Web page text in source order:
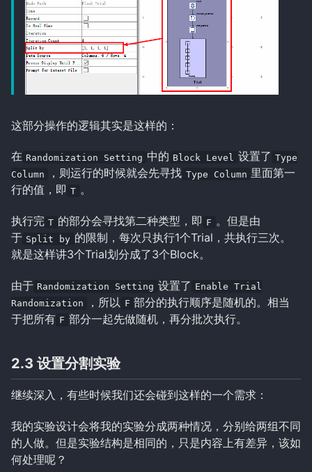
这部分操作的逻辑其实是这样的：
在 Randomization Setting 中的 Block Level 设置了 Type
Column
，则运行的时候就会先寻找 Type Column 里面第一
行的值，即 T 。
执行完 T 的部分会寻找第二种类型，即 F 。但是由
于 Split by 的限制，每次只执行1个Trial，共执行三次。
就是这样讲3个Trial划分成了3个Block。
由于 Randomization Setting 设置了 Enable Trial
Randomization
，所以 F 部分的执行顺序是随机的。相当
于把所有 F 部分一起先做随机，再分批次执行。
2.3 设置分割实验
继续深入，有些时候我们还会碰到这样的一个需求：
我的实验设计会将我的实验分成两种情况，分别给两组不同
的人做。但是实验结构是相同的，只是内容上有差异，该如
何处理呢？